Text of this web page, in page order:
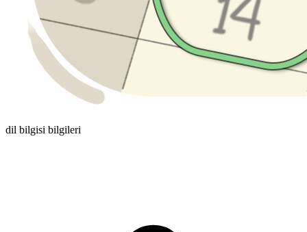
dil bilgisi bilgileri